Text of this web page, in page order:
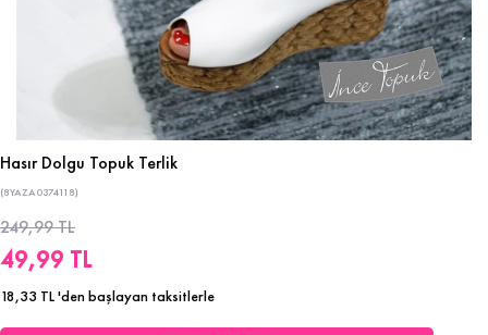
Hasır Dolgu Topuk Terlik
(8YAZA0374118)
249,99 TL
49,99 TL
18,33 TL'den başlayan taksitlerle